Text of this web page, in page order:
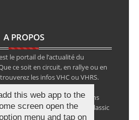
A PROPOS
le portail de l’actualité du
ce soit en circuit, en rallye ou en
les infos VHC ou VHRS.
des épreuves ainsi que
de la voiture ancienne, sans
avec notre partenaire Classic
this web app to the
screen open the
menu and tap on